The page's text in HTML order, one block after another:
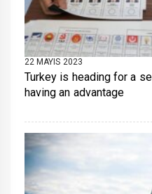
22 MAYIS 2023
Turkey is heading for a
having an advantage